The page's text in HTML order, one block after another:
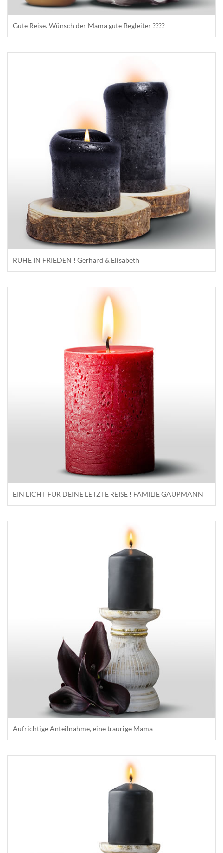
Gute Reise. Wünsch der Mama gute Begleiter ????
RUHE IN FRIEDEN ! Gerhard & Elisabeth
EIN LICHT FÜR DEINE LETZTE REISE ! FAMILIE GAUPMANN
Aufrichtige Anteilnahme, eine traurige Mama